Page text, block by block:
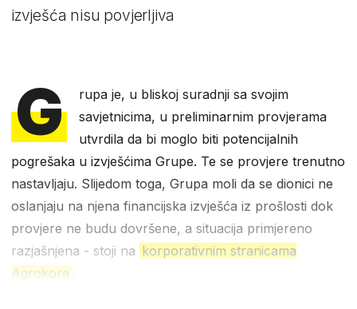
izvješća nisu povjerljiva
G
rupa je, u bliskoj suradnji sa svojim
savjetnicima, u preliminarnim provjerama
utvrdila da bi moglo biti potencijalnih
pogrešaka u izvješćima Grupe. Te se provjere trenutno
nastavljaju. Slijedom toga, Grupa moli da se dionici ne
oslanjaju na njena financijska izvješća iz prošlosti dok
provjere ne budu dovršene, a situacija primjereno
razjašnjena - stoji na korporativnim stranicama
Agrokora